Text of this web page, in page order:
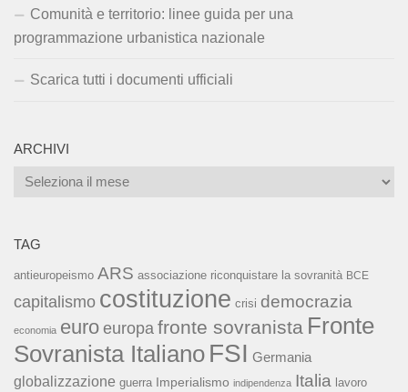
Comunità e territorio: linee guida per una
programmazione urbanistica nazionale
Scarica tutti i documenti ufficiali
ARCHIVI
Archivi
TAG
antieuropeismo ARS associazione riconquistare la sovranità BCE
capitalismo costituzione crisi democrazia
economia euro europa fronte sovranista Fronte
Sovranista Italiano FSI Germania
globalizzazione guerra Imperialismo indipendenza Italia lavoro